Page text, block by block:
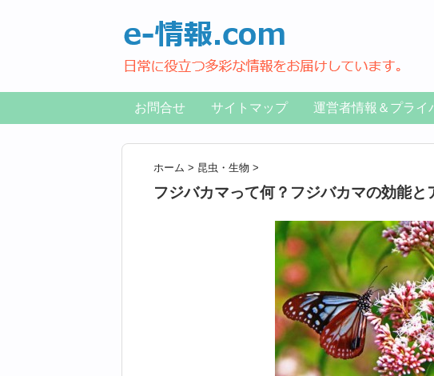
お問合せ サイトマップ 運営者情報＆プライ
ホーム > 昆虫・生物 >
フジバカマって何？フジバカマの効能と